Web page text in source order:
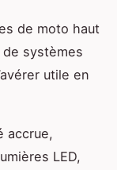
de moto haut
systèmes
utile en
accrue,
LED,